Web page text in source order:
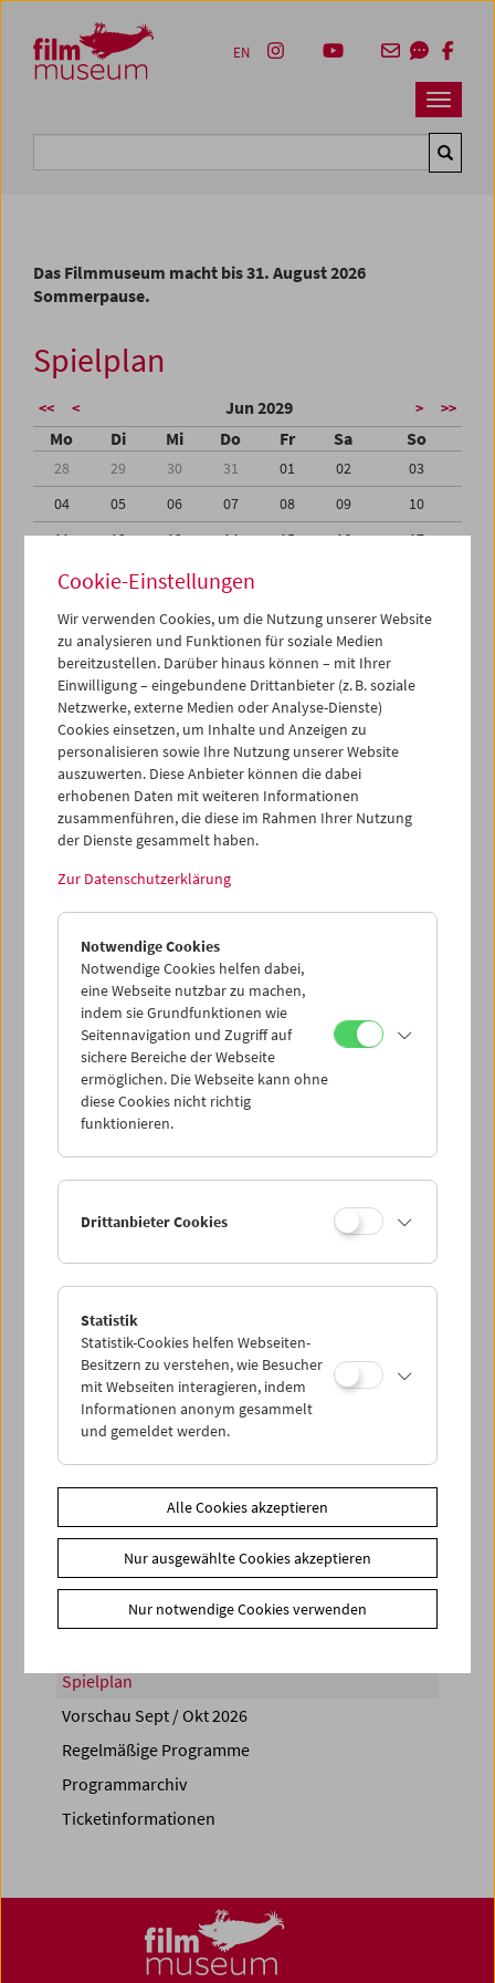
Zum Inhalt
Zum Hauptmenü
Zur Servicenavigation
Zum Suche
Navbar
EN
Das Filmmuseum macht bis 31. August 2026
Sommerpause.
Spielplan
<< < Jun 2029 > >>
Mo Di Mi Do Fr Sa So
28 29 30 31 01 02
03
04
05 06 07 08 09
10
11
12 13 14 15 16
17
18
19 20 21
25
27 29
01
02
03 04 05 06 07
iCalender
Programmheft-PDF
English language or subtitles
< Vorherige Woche
Mo 25.6.
Di 26.6.
Mi 27.6.
Do 28.6.
Sa 30.6.
PROGRAMM ÜBERBLICK
Share on
Spielplan
Vorschau Sept / Okt 2026
Regelmäßige Programme
Programmarchiv
Ticketinformationen
Cookie-Einstellungen
Wir verwenden Cookies, um die Nutzung unserer Website
zu analysieren und Funktionen für soziale Medien
bereitzustellen. Darüber hinaus können – mit Ihrer
Einwilligung – eingebundene Drittanbieter (z. B. soziale
Netzwerke, externe Medien oder Analyse-Dienste)
Cookies einsetzen, um Inhalte und Anzeigen zu
personalisieren sowie Ihre Nutzung unserer Website
auszuwerten. Diese Anbieter können die dabei
erhobenen Daten mit weiteren Informationen
zusammenführen, die diese im Rahmen Ihrer Nutzung
der Dienste gesammelt haben.
Zur Datenschutzerklärung
Notwendige Cookies
Notwendige Cookies helfen dabei,
eine Webseite nutzbar zu machen,
indem sie Grundfunktionen wie
Seitennavigation und Zugriff auf
sichere Bereiche der Webseite
ermöglichen. Die Webseite kann ohne
diese Cookies nicht richtig
funktionieren.
Drittanbieter Cookies
Statistik
Statistik-Cookies helfen Webseiten-
Besitzern zu verstehen, wie Besucher
mit Webseiten interagieren, indem
Informationen anonym gesammelt
und gemeldet werden.
Alle Cookies akzeptieren
Nur ausgewählte Cookies akzeptieren
Nur notwendige Cookies verwenden